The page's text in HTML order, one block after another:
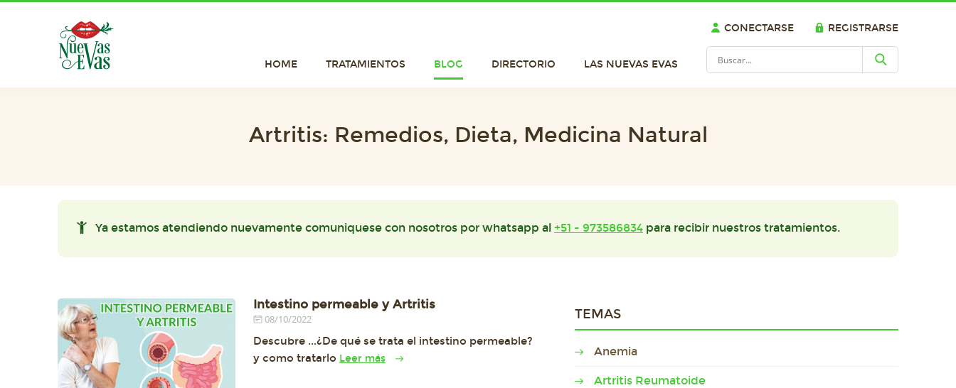
CONECTARSE REGISTRARSE
HOME TRATAMIENTOS BLOG DIRECTORIO LAS NUEVAS EVAS
Artritis: Remedios, Dieta, Medicina Natural
Ya estamos atendiendo nuevamente comuniquese con nosotros por whatsapp al +51 - 973586834 para recibir nuestros tratamientos.
Intestino permeable y Artritis
08/10/2022
Descubre ...¿De qué se trata el intestino permeable?
y como tratarlo Leer más
TEMAS
Anemia
Artritis Reumatoide